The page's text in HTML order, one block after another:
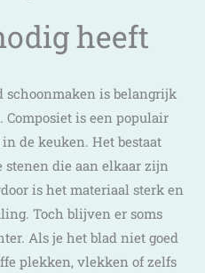
heeft
schoonmaken is belangrijk
is een populair
de keuken. Het bestaat
die aan elkaar zijn
is het materiaal sterk en
Toch blijven er soms
Als je het blad niet goed
plekken, vlekken of zelfs